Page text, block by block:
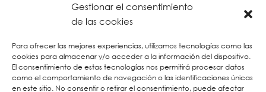
Gestionar el consentimiento
de las cookies
Para ofrecer las mejores experiencias, utilizamos tecnologías como las
cookies para almacenar y/o acceder a la información del dispositivo.
El consentimiento de estas tecnologías nos permitirá procesar datos
como el comportamiento de navegación o las identificaciones únicas
en este sitio. No consentir o retirar el consentimiento, puede afectar
#EnColectiva estamos comprometidas con la
parte del personal humanitario hacia personas
refugiadas, migrantes desplazadas internas y/o
victimas sobrevivientes de Violencias Basadas en